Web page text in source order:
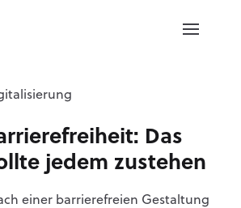
Das
jedem zustehen
einer barrierefreien Gestaltung